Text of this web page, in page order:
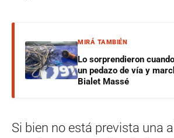
MIRÁ TAMBIÉN
Lo sorprendieron
un pedazo de vía y
Bialet Massé
Si bien no está prevista una